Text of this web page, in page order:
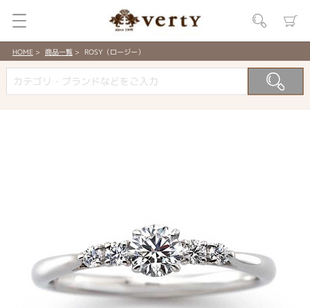
HOME 商品一覧 ROSY（ロージー）